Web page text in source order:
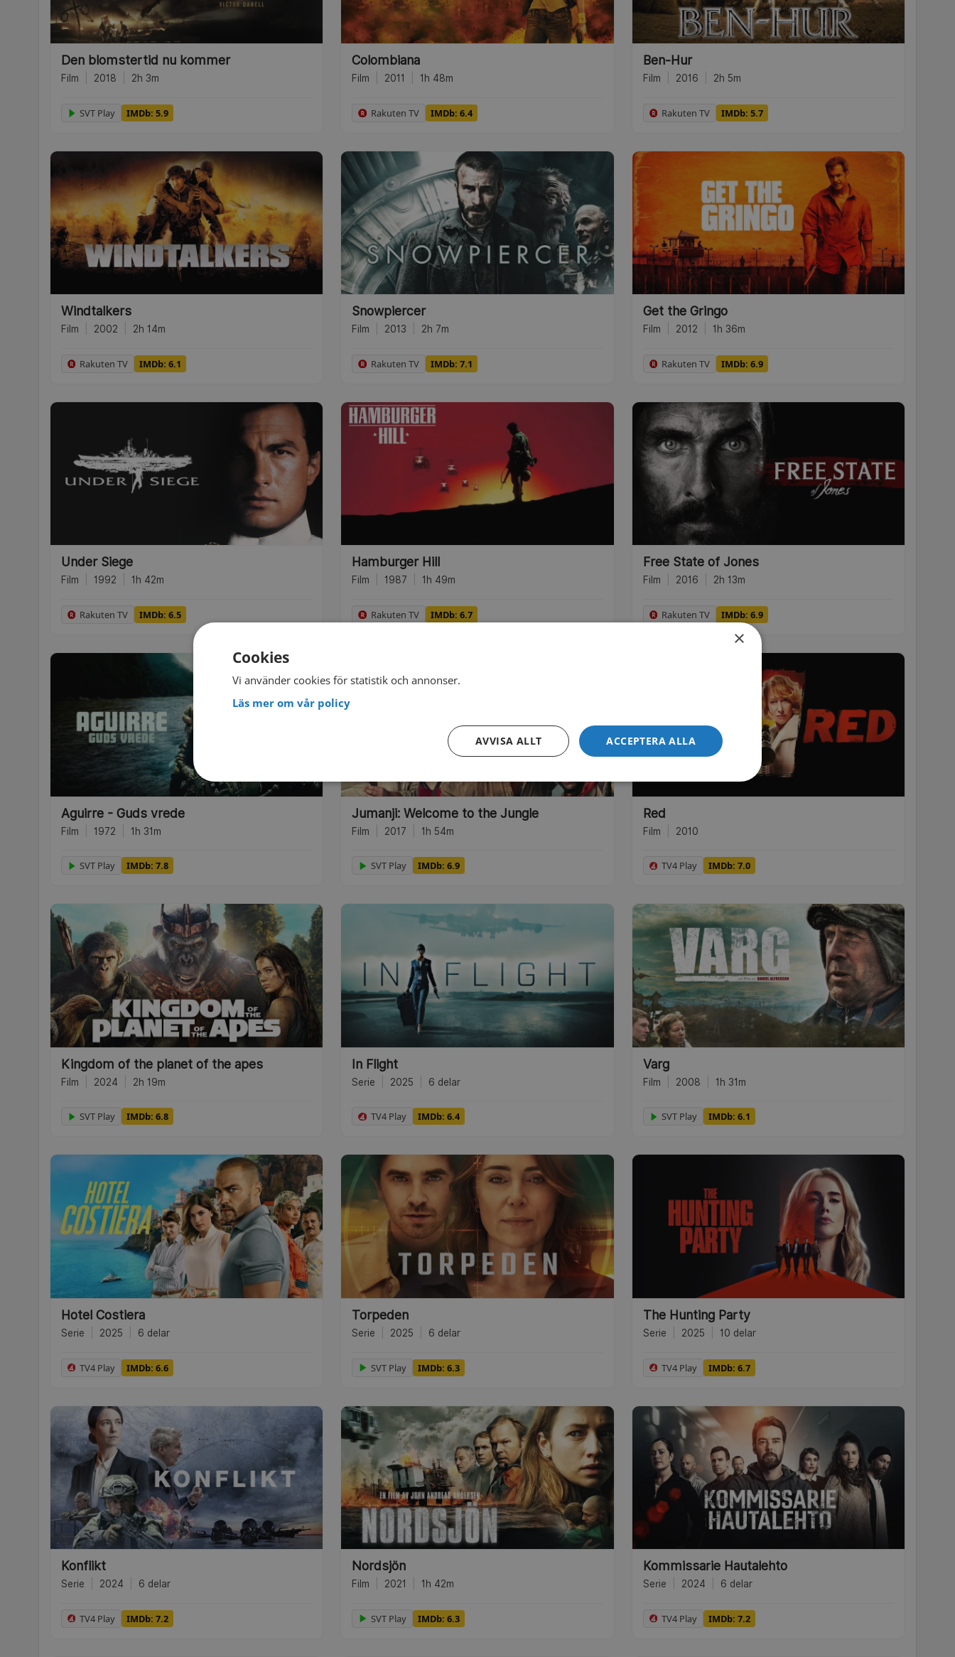
Den blomstertid nu kommer
Film 2018 2h 3m
SVT Play IMDb: 5.9
Colombiana
Film 2011 1h 48m
Rakuten TV IMDb: 6.4
Ben-Hur
Film 2016 2h 5m
Rakuten TV IMDb: 5.7
Windtalkers
Film 2002 2h 14m
Rakuten TV IMDb: 6.1
Snowpiercer
Film 2013 2h 7m
Rakuten TV IMDb: 7.1
Get the Gringo
Film 2012 1h 36m
Rakuten TV IMDb: 6.9
Under Siege
Film 1992 1h 42m
Rakuten TV IMDb: 6.5
Hamburger Hill
Film 1987 1h 49m
Rakuten TV IMDb: 6.7
Free State of Jones
Film 2016 2h 13m
Rakuten TV IMDb: 6.9
Aguirre - Guds vrede
Film 1972 1h 31m
SVT Play IMDb: 7.8
Jumanji: Welcome to the Jungle
Film 2017 1h 54m
SVT Play IMDb: 6.9
Red
Film 2010
TV4 Play IMDb: 7.0
Kingdom of the planet of the apes
Film 2024 2h 19m
SVT Play IMDb: 6.8
In Flight
Serie 2025 6 delar
TV4 Play IMDb: 6.4
Varg
Film 2008 1h 31m
SVT Play IMDb: 6.1
Hotel Costiera
Serie 2025 6 delar
TV4 Play IMDb: 6.6
Torpeden
Serie 2025 6 delar
SVT Play IMDb: 6.3
The Hunting Party
Serie 2025 10 delar
TV4 Play IMDb: 6.7
Konflikt
Serie 2024 6 delar
TV4 Play IMDb: 7.2
Nordsjön
Film 2021 1h 42m
SVT Play IMDb: 6.3
Kommissarie Hautalehto
Serie 2024 6 delar
TV4 Play IMDb: 7.2
×
Cookies
Vi använder cookies för statistik och annonser.
Läs mer om vår policy
ACCEPTERA ALLA
AVVISA ALLT